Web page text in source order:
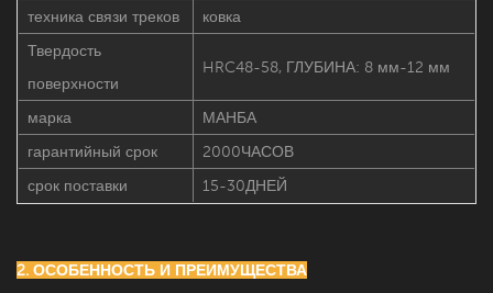
техника связи треков
ковка
Твердость
поверхности
HRC48-58, ГЛУБИНА: 8 мм-12 мм
марка
МАНБА
гарантийный срок
2000ЧАСОВ
срок поставки
15-30ДНЕЙ
2. ОСОБЕННОСТЬ И ПРЕИМУЩЕСТВА